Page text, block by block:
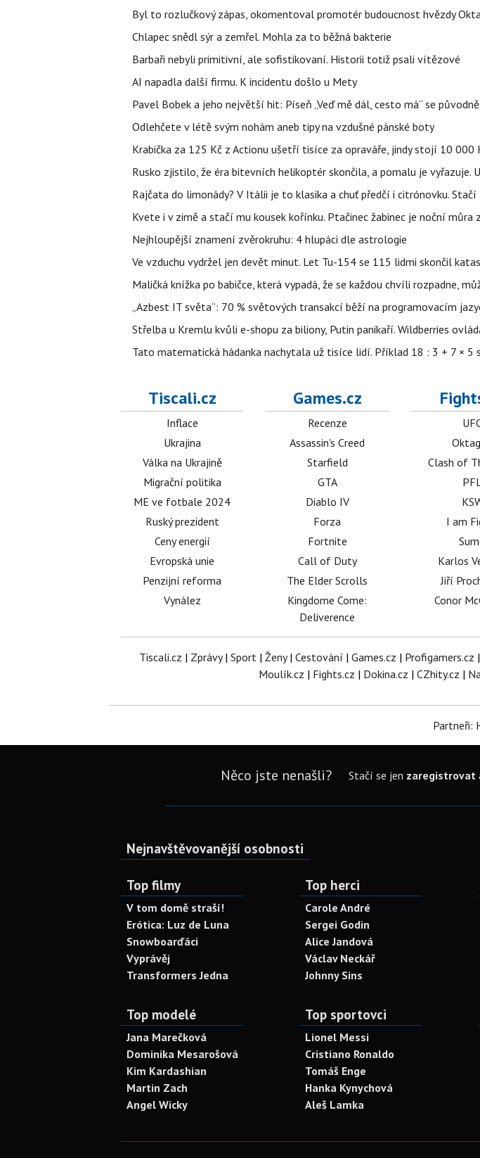
Byl to rozlučkový zápas, okomentoval promotér budoucnost hvězdy
Chlapec snědl sýr a zemřel. Mohla za to běžná bakterie
Barbaři nebyli primitivní, ale sofistikovaní. Historii totiž psali vítězové
AI napadla další firmu. K incidentu došlo u Mety
Pavel Bobek a jeho největší hit: Píseň „Veď mě dál, cesto má“ se
Odlehčete v létě svým nohám aneb tipy na vzdušné pánské boty
Krabička za 125 Kč z Actionu ušetří tisíce za opraváře, jindy stojí 10 000
Rusko zjistilo, že éra bitevních helikoptér skončila, a pomalu je vyřazuje.
Rajčata do limonády? V Itálii je to klasika a chuť předčí i citrónovku.
Kvete i v zimě a stačí mu kousek kořínku. Ptačinec žabinec je noční můra
Nejhloupější znamení zvěrokruhu: 4 hlupáci dle astrologie
Ve vzduchu vydržel jen devět minut. Let Tu-154 se 115 lidmi skončil
Maličká knížka po babičce, která vypadá, že se každou chvíli rozpadne,
„Azbest IT světa“: 70 % světových transakcí běží na programovacím
Střelba u Kremlu kvůli e-shopu za biliony, Putin panikaří. Wildberries
Tato matematická hádanka nachytala už tisíce lidí. Příklad 18 : 3 + 7 ×
Tiscali.cz
Inflace
Ukrajina
Válka na Ukrajině
Migrační politika
ME ve fotbale 2024
Ruský prezident
Ceny energií
Evropská unie
Penzijní reforma
Vynález
Games.cz
Recenze
Assassin's Creed
Starfield
GTA
Diablo IV
Forza
Fortnite
Call of Duty
The Elder Scrolls
Kingdome Come:
Deliverence
Clash of
I am
Karlos
Jiří
Conor
Tiscali.cz | Zprávy| Sport| Ženy| Cestování | Games.cz | Profigamers.cz |
Moulík.cz | Fights.cz | Dokina.cz | CZhity.cz |
Partneři:
Něco jste nenašli? Stačí se jen zaregistrovat
Nejnavštěvovanější osobnosti
Top filmy
V tom domě straší!
Erótica: Luz de Luna
Snowboarďáci
Vyprávěj
Transformers Jedna
Top herci
Carole André
Sergei Godin
Alice Jandová
Václav Neckář
Johnny Sins
Top modelé
Jana Marečková
Dominika Mesarošová
Kim Kardashian
Martin Zach
Angel Wicky
Top sportovci
Lionel Messi
Cristiano Ronaldo
Tomáš Enge
Hanka Kynychová
Aleš Lamka